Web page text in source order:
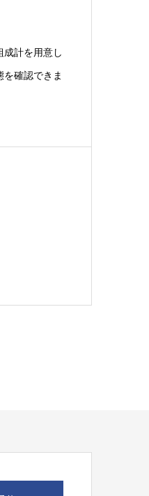
成計を用意し
確認できま